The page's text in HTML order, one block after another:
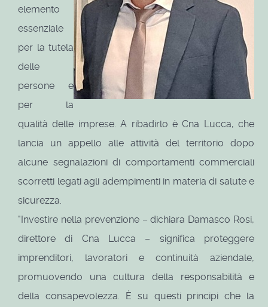
elemento
essenziale
per la tutela
delle
persone e
per la
qualità delle imprese. A ribadirlo è Cna Lucca, che
lancia un appello alle attività del territorio dopo
alcune segnalazioni di comportamenti commerciali
scorretti legati agli adempimenti in materia di salute e
sicurezza.
"Investire nella prevenzione – dichiara Damasco Rosi,
direttore di Cna Lucca – significa proteggere
imprenditori, lavoratori e continuità aziendale,
promuovendo una cultura della responsabilità e
della consapevolezza. È su questi principi che la